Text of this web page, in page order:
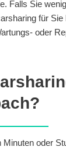
Falls Sie
für Sie
oder
oder